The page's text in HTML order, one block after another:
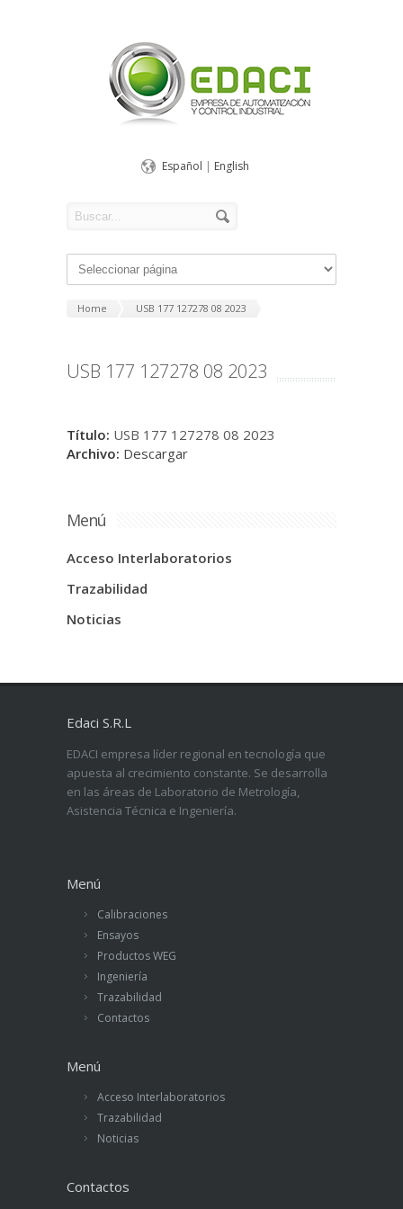
Español | English
Home USB 177 127278 08 2023
USB 177 127278 08 2023
Título: USB 177 127278 08 2023
Archivo: Descargar
Menú
Acceso Interlaboratorios
Trazabilidad
Noticias
Edaci S.R.L
EDACI empresa líder regional en tecnología que
apuesta al crecimiento constante. Se desarrolla
en las áreas de Laboratorio de Metrología,
Asistencia Técnica e Ingeniería.
Menú
Calibraciones
Ensayos
Productos WEG
Ingeniería
Trazabilidad
Contactos
Menú
Acceso Interlaboratorios
Trazabilidad
Noticias
Contactos